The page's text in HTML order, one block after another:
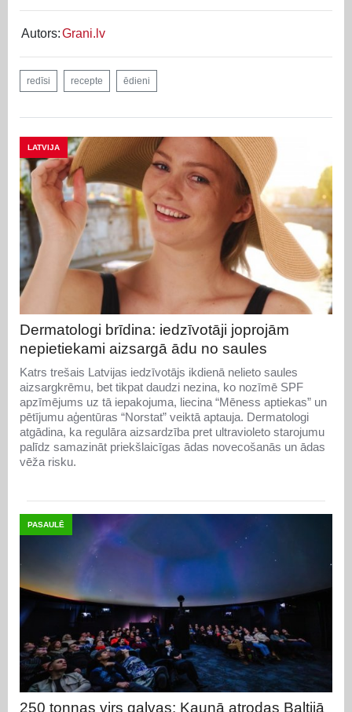
Autors:Grani.lv
redīsi recepte ēdieni
LATVIJA
Dermatologi brīdina: iedzīvotāji joprojām
nepietiekami aizsargā ādu no saules
Katrs trešais Latvijas iedzīvotājs ikdienā nelieto saules
aizsargkrēmu, bet tikpat daudzi nezina, ko nozīmē SPF
apzīmējums uz tā iepakojuma, liecina “Mēness aptiekas” un
pētījumu aģentūras “Norstat” veiktā aptauja. Dermatologi
atgādina, ka regulāra aizsardzība pret ultravioleto starojumu
palīdz samazināt priekšlaicīgas ādas novecošanās un ādas
vēža risku.
PASAULĒ
250 tonnas virs galvas: Kauņā atrodas Baltijā